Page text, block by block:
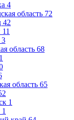
4
область 72
42
11
3
область 68
область 65
1
1